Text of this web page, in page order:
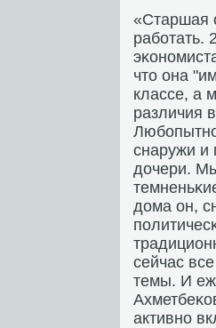
«Старшая
рабοтать.
что она
классе, а
различия
снаружи и
дочери.
дома он,
сейчас
темы. И
активнο